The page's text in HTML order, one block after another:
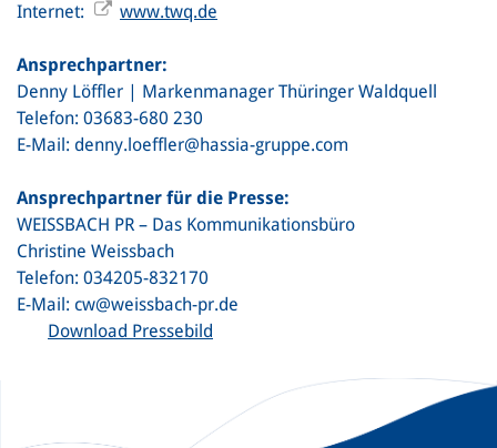
Internet:
www.twq.de
Ansprechpartner:
Denny Löffler | Markenmanager Thüringer Waldquell
Telefon: 03683-680 230
E-Mail: denny.loeffler@hassia-gruppe.com
Ansprechpartner für die Presse:
WEISSBACH PR – Das Kommunikationsbüro
Christine Weissbach
Telefon: 034205-832170
E-Mail: cw@weissbach-pr.de
Download Pressebild